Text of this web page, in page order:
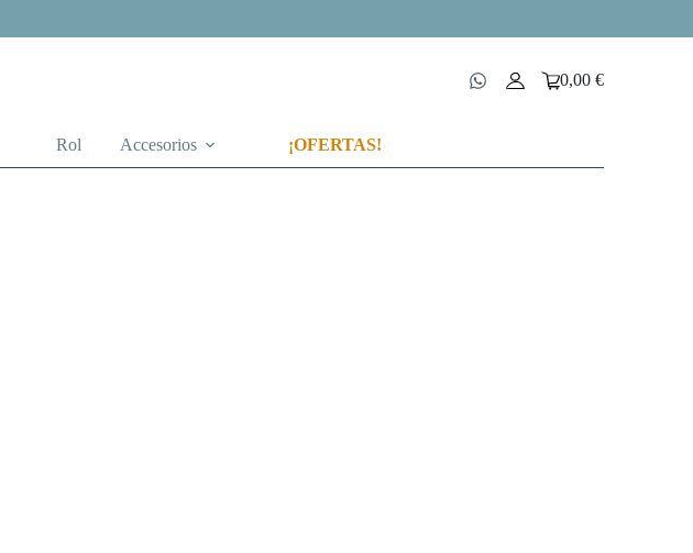
Carro
0,00€
Rol Accesorios ¡OFERTAS!